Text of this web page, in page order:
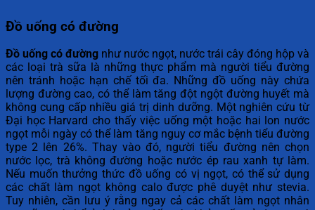
Đồ uống có đường
Đồ uống có đường như nước ngọt, nước trái cây đóng hộp và
các loại trà sữa là những thực phẩm mà người tiểu đường
nên tránh hoặc hạn chế tối đa. Những đồ uống này chứa
lượng đường cao, có thể làm tăng đột ngột đường huyết mà
không cung cấp nhiều giá trị dinh dưỡng. Một nghiên cứu từ
Đại học Harvard cho thấy việc uống một hoặc hai lon nước
ngọt mỗi ngày có thể làm tăng nguy cơ mắc bệnh tiểu đường
type 2 lên 26%. Thay vào đó, người tiểu đường nên chọn
nước lọc, trà không đường hoặc nước ép rau xanh tự làm.
Nếu muốn thưởng thức đồ uống có vị ngọt, có thể sử dụng
các chất làm ngọt không calo được phê duyệt như stevia.
Tuy nhiên, cần lưu ý rằng ngay cả các chất làm ngọt nhân